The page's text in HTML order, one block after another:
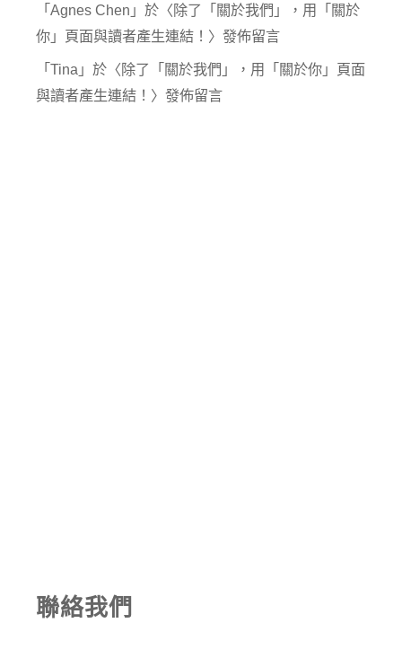
「 Agnes Chen 」於〈除了「關於我們」，用「關於
你」頁面與讀者產生連結！ 〉發佈留言
「 Tina 」於〈除了「關於我們」，用「關於你」頁面
與讀者產生連結！ 〉發佈留言
聯絡我們